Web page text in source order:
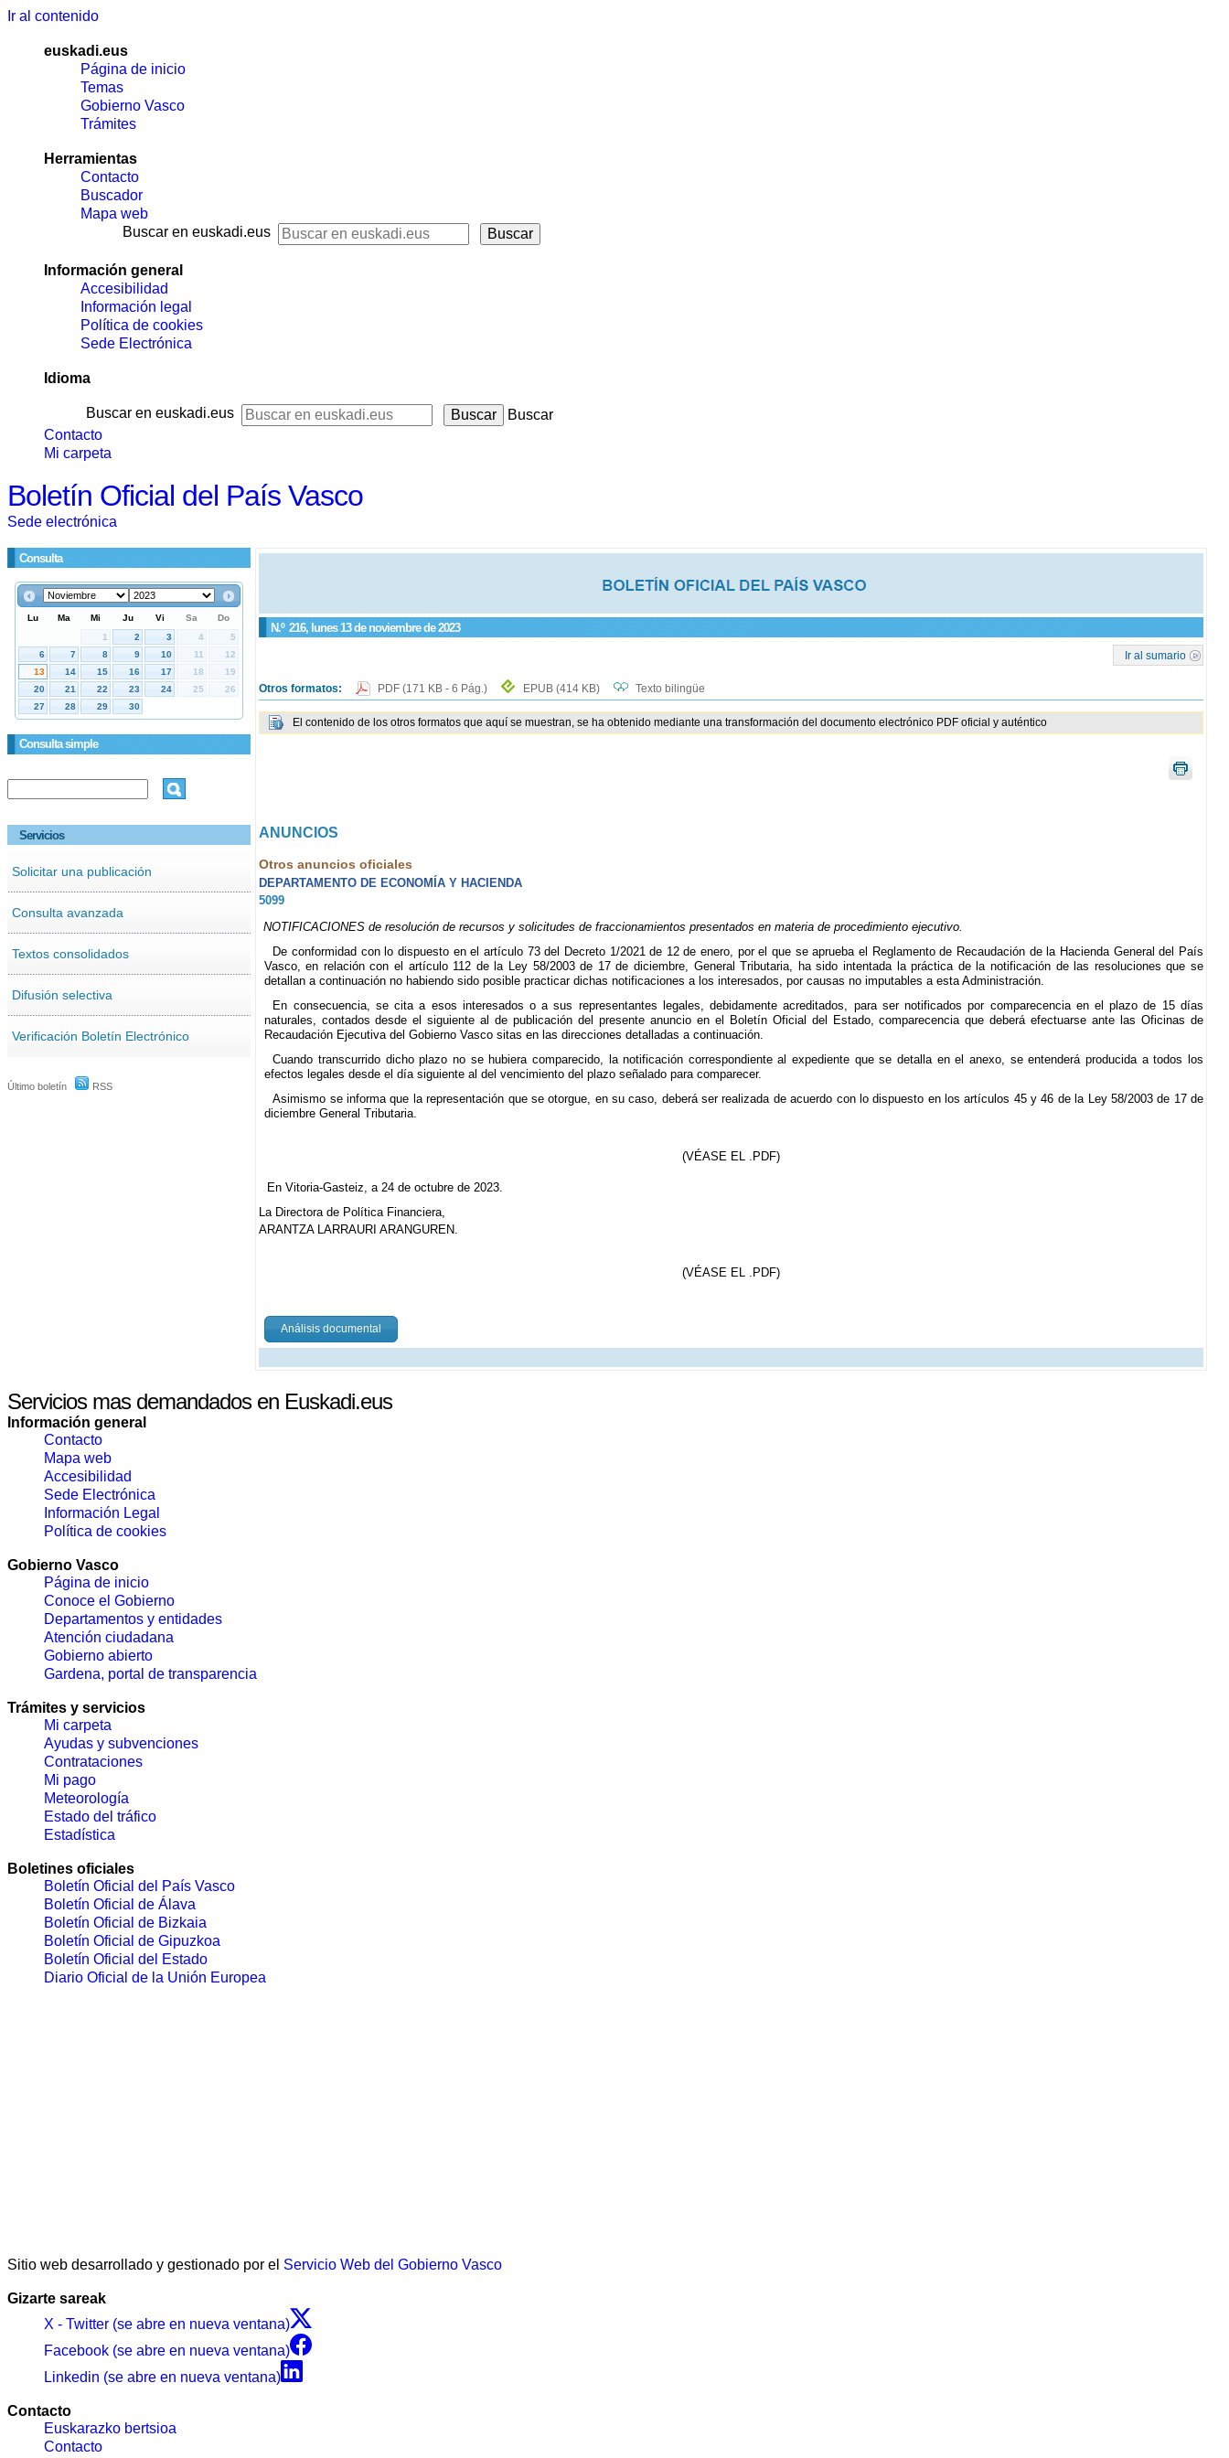
Ir al contenido
euskadi.eus
Página de inicio
Temas
Gobierno Vasco
Trámites
Herramientas
Contacto
Buscador
Mapa web
Buscar en euskadi.eus
Información general
Accesibilidad
Información legal
Política de cookies
Sede Electrónica
Idioma
Buscar en euskadi.eus
Buscar
Contacto
Mi carpeta
Boletín Oficial del País Vasco
Sede electrónica
Consulta
Consulta simple
Servicios
Solicitar una publicación
Consulta avanzada
Textos consolidados
Difusión selectiva
Verificación Boletín Electrónico
Último boletín RSS
N.º 216, lunes 13 de noviembre de 2023
Ir al sumario
Otros formatos: PDF (171 KB - 6 Pág.) EPUB (414 KB) Texto bilingüe
El contenido de los otros formatos que aquí se muestran, se ha obtenido mediante una transformación del documento electrónico PDF oficial y auténtico
ANUNCIOS
Otros anuncios oficiales
DEPARTAMENTO DE ECONOMÍA Y HACIENDA
5099
NOTIFICACIONES de resolución de recursos y solicitudes de fraccionamientos presentados en materia de procedimiento ejecutivo.
De conformidad con lo dispuesto en el artículo 73 del Decreto 1/2021 de 12 de enero, por el que se aprueba el Reglamento de Recaudación de la Hacienda General del País
Vasco, en relación con el artículo 112 de la Ley 58/2003 de 17 de diciembre, General Tributaria, ha sido intentada la práctica de la notificación de las resoluciones que se
detallan a continuación no habiendo sido posible practicar dichas notificaciones a los interesados, por causas no imputables a esta Administración.
En consecuencia, se cita a esos interesados o a sus representantes legales, debidamente acreditados, para ser notificados por comparecencia en el plazo de 15 días
naturales, contados desde el siguiente al de publicación del presente anuncio en el Boletín Oficial del Estado, comparecencia que deberá efectuarse ante las Oficinas de
Recaudación Ejecutiva del Gobierno Vasco sitas en las direcciones detalladas a continuación.
Cuando transcurrido dicho plazo no se hubiera comparecido, la notificación correspondiente al expediente que se detalla en el anexo, se entenderá producida a todos los
efectos legales desde el día siguiente al del vencimiento del plazo señalado para comparecer.
Asimismo se informa que la representación que se otorgue, en su caso, deberá ser realizada de acuerdo con lo dispuesto en los artículos 45 y 46 de la Ley 58/2003 de 17 de
diciembre General Tributaria.
(VÉASE EL .PDF)
En Vitoria-Gasteiz, a 24 de octubre de 2023.
La Directora de Política Financiera,
ARANTZA LARRAURI ARANGUREN.
(VÉASE EL .PDF)
Análisis documental
Servicios mas demandados en Euskadi.eus
Información general
Contacto
Mapa web
Accesibilidad
Sede Electrónica
Información Legal
Política de cookies
Gobierno Vasco
Página de inicio
Conoce el Gobierno
Departamentos y entidades
Atención ciudadana
Gobierno abierto
Gardena, portal de transparencia
Trámites y servicios
Mi carpeta
Ayudas y subvenciones
Contrataciones
Mi pago
Meteorología
Estado del tráfico
Estadística
Boletines oficiales
Boletín Oficial del País Vasco
Boletín Oficial de Álava
Boletín Oficial de Bizkaia
Boletín Oficial de Gipuzkoa
Boletín Oficial del Estado
Diario Oficial de la Unión Europea
Sitio web desarrollado y gestionado por el Servicio Web del Gobierno Vasco
Gizarte sareak
X - Twitter (se abre en nueva ventana)
Facebook (se abre en nueva ventana)
Linkedin (se abre en nueva ventana)
Contacto
Euskarazko bertsioa
Contacto